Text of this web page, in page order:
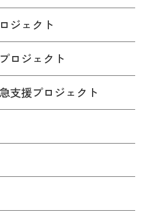
ジェクト
ロジェクト
支援プロジェクト